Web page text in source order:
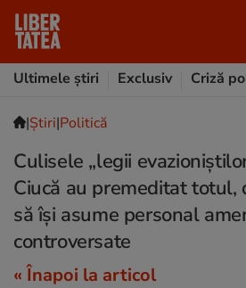
Ultimele știri
Exclusiv Criză
|Ştiri|Politică
Culisele „legii
Ciucă au premeditat totul,
să își asume personal
controversate
« Înapoi la articol